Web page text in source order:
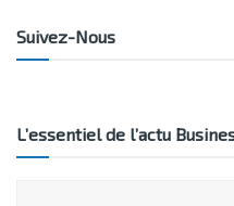
Suivez-Nous
L’essentiel de l’actu